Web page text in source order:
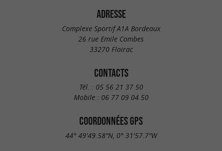
ADRESSE
Complexe Sportif A1A Bordeaux
26 rue Emile Combes
33270 Floirac
CONTACTS
Tél. : 05 56 21 37 50
Mobile : 06 77 09 04 50
COORDONNÉES GPS
44° 49'49.58"N, 0° 31'57.7"W